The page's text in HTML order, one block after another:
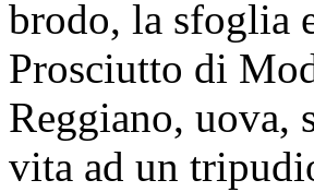
brodo, la sfoglia
Prosciutto di
Reggiano, uova,
vita ad un